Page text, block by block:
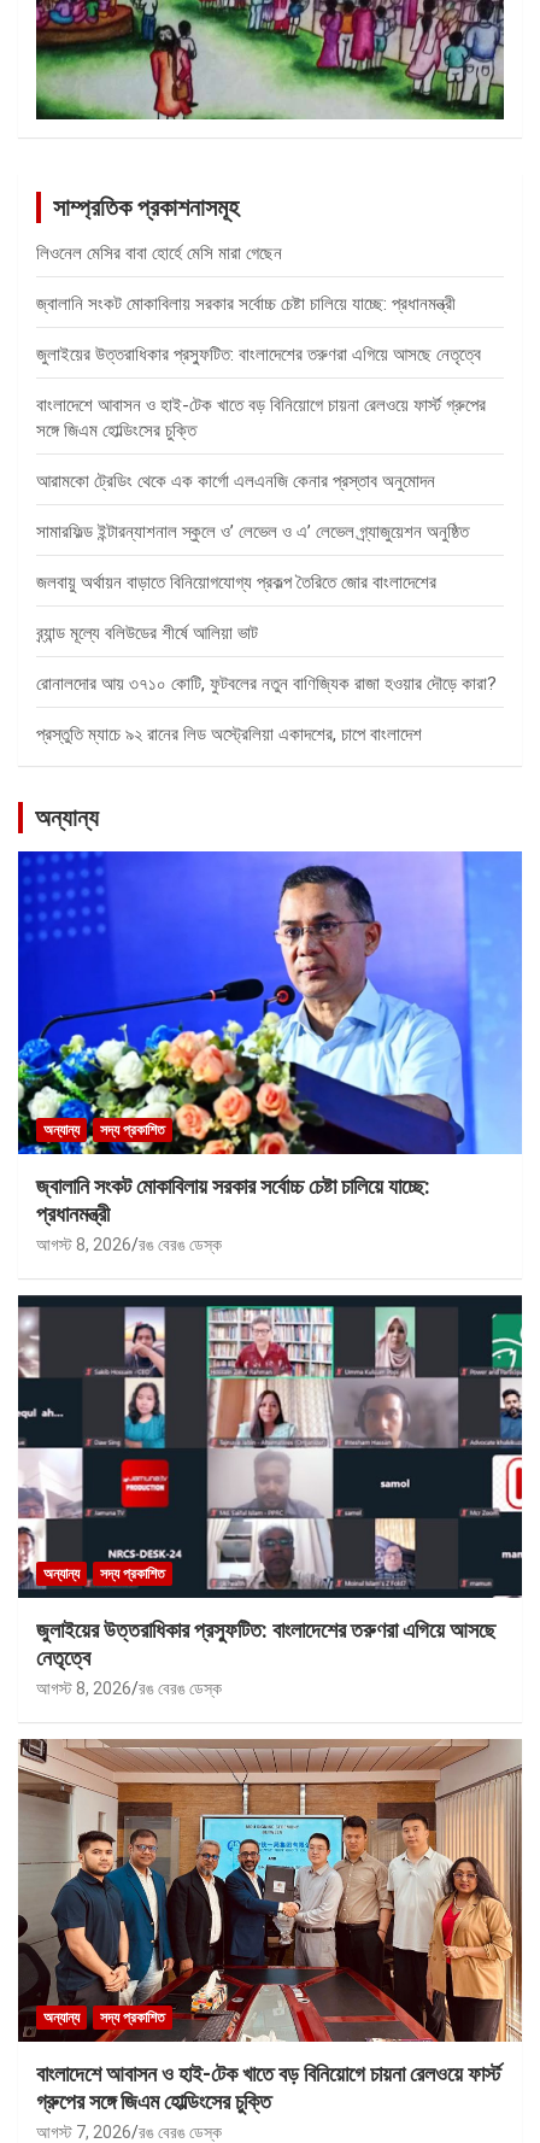
সাম্প্রতিক প্রকাশনাসমূহ
লিওনেল মেসির বাবা হোর্হে মেসি মারা গেছেন
জ্বালানি সংকট মোকাবিলায় সরকার সর্বোচ্চ চেষ্টা চালিয়ে যাচ্ছে: প্রধানমন্ত্রী
জুলাইয়ের উত্তরাধিকার প্রস্ফুটিত: বাংলাদেশের তরুণরা এগিয়ে আসছে নেতৃত্বে
বাংলাদেশে আবাসন ও হাই-টেক খাতে বড় বিনিয়োগে চায়না রেলওয়ে ফার্স্ট গ্রুপের
সঙ্গে জিএম হোল্ডিংসের চুক্তি
আরামকো ট্রেডিং থেকে এক কার্গো এলএনজি কেনার প্রস্তাব অনুমোদন
সামারফিল্ড ইন্টারন্যাশনাল স্কুলে ও’ লেভেল ও এ’ লেভেল গ্র্যাজুয়েশন অনুষ্ঠিত
জলবায়ু অর্থায়ন বাড়াতে বিনিয়োগযোগ্য প্রকল্প তৈরিতে জোর বাংলাদেশের
ব্র্যান্ড মূল্যে বলিউডের শীর্ষে আলিয়া ভাট
রোনালদোর আয় ৩৭১০ কোটি, ফুটবলের নতুন বাণিজ্যিক রাজা হওয়ার দৌড়ে কারা?
প্রস্তুতি ম্যাচে ৯২ রানের লিড অস্ট্রেলিয়া একাদশের, চাপে বাংলাদেশ
অন্যান্য
অন্যান্য সদ্য প্রকাশিত
জ্বালানি সংকট মোকাবিলায় সরকার সর্বোচ্চ চেষ্টা চালিয়ে যাচ্ছে:
প্রধানমন্ত্রী
আগস্ট 8, 2026 রঙ বেরঙ ডেস্ক
অন্যান্য সদ্য প্রকাশিত
জুলাইয়ের উত্তরাধিকার প্রস্ফুটিত: বাংলাদেশের তরুণরা এগিয়ে আসছে
নেতৃত্বে
আগস্ট 8, 2026 রঙ বেরঙ ডেস্ক
অন্যান্য সদ্য প্রকাশিত
বাংলাদেশে আবাসন ও হাই-টেক খাতে বড় বিনিয়োগে চায়না রেলওয়ে ফার্স্ট
গ্রুপের সঙ্গে জিএম হোল্ডিংসের চুক্তি
আগস্ট 7, 2026 রঙ বেরঙ ডেস্ক